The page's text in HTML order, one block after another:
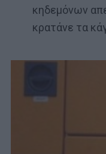
κηδεμόνων
κρατάνε τα